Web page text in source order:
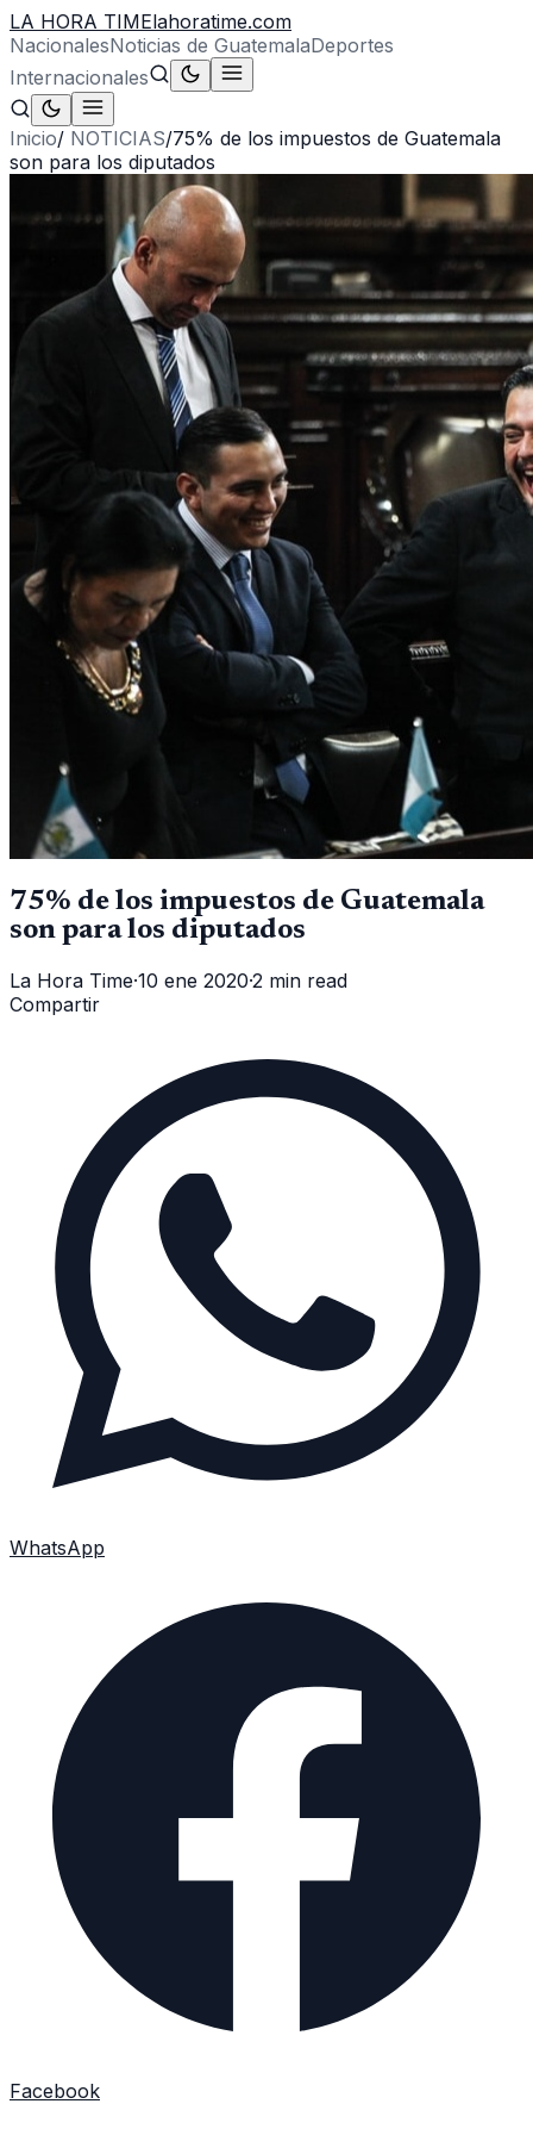
LA HORA TIMElahoratime.com
NacionalesNoticias de GuatemalaDeportes
Internacionales
Inicio/ NOTICIAS/75% de los impuestos de Guatemala
son para los diputados
75% de los impuestos de Guatemala
son para los diputados
La Hora Time·10 ene 2020·2 min read
Compartir
WhatsApp
Facebook